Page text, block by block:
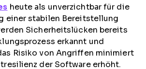
heute als unverzichtbar für die
einer stabilen Bereitstellung
Sicherheitslücken bereits
erkannt und
Risiko von Angriffen minimiert
der Software erhöht.